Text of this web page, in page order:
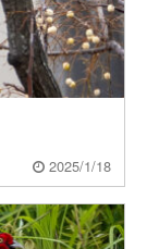
2025/1/18